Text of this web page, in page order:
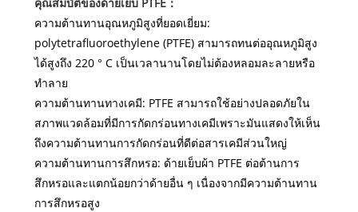
คุณสมบัติของด้ายเย็บ PTFE：
ความต้านทานอุณหภูมิสูงที่ยอดเยี่ยม:
polytetrafluoroethylene (PTFE) สามารถทนต่ออุณหภูมิสูง
ได้สูงถึง 220 ° C เป็นเวลานานโดยไม่ต้องหลอมละลายหรือ
ทำลาย
ความต้านทานทางเคมี: PTFE สามารถใช้อย่างปลอดภัยใน
สภาพแวดล้อมที่มีการกัดกร่อนทางเคมีเพราะมันแสดงให้เห็น
ถึงความต้านทานการกัดกร่อนที่ดีต่อสารเคมีส่วนใหญ่
ความต้านทานการสึกหรอ: ด้ายเย็บผ้า PTFE ต่อต้านการ
สึกหรอและแตกน้อยกว่าด้ายอื่น ๆ เนื่องจากมีความต้านทาน
การสึกหรอสูง